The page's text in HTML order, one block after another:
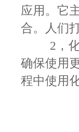
应用。它
合。人们
2，化
确保使用
程中使用